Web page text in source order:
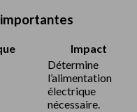
Impact
Détermine
l’alimentation
électrique
nécessaire.